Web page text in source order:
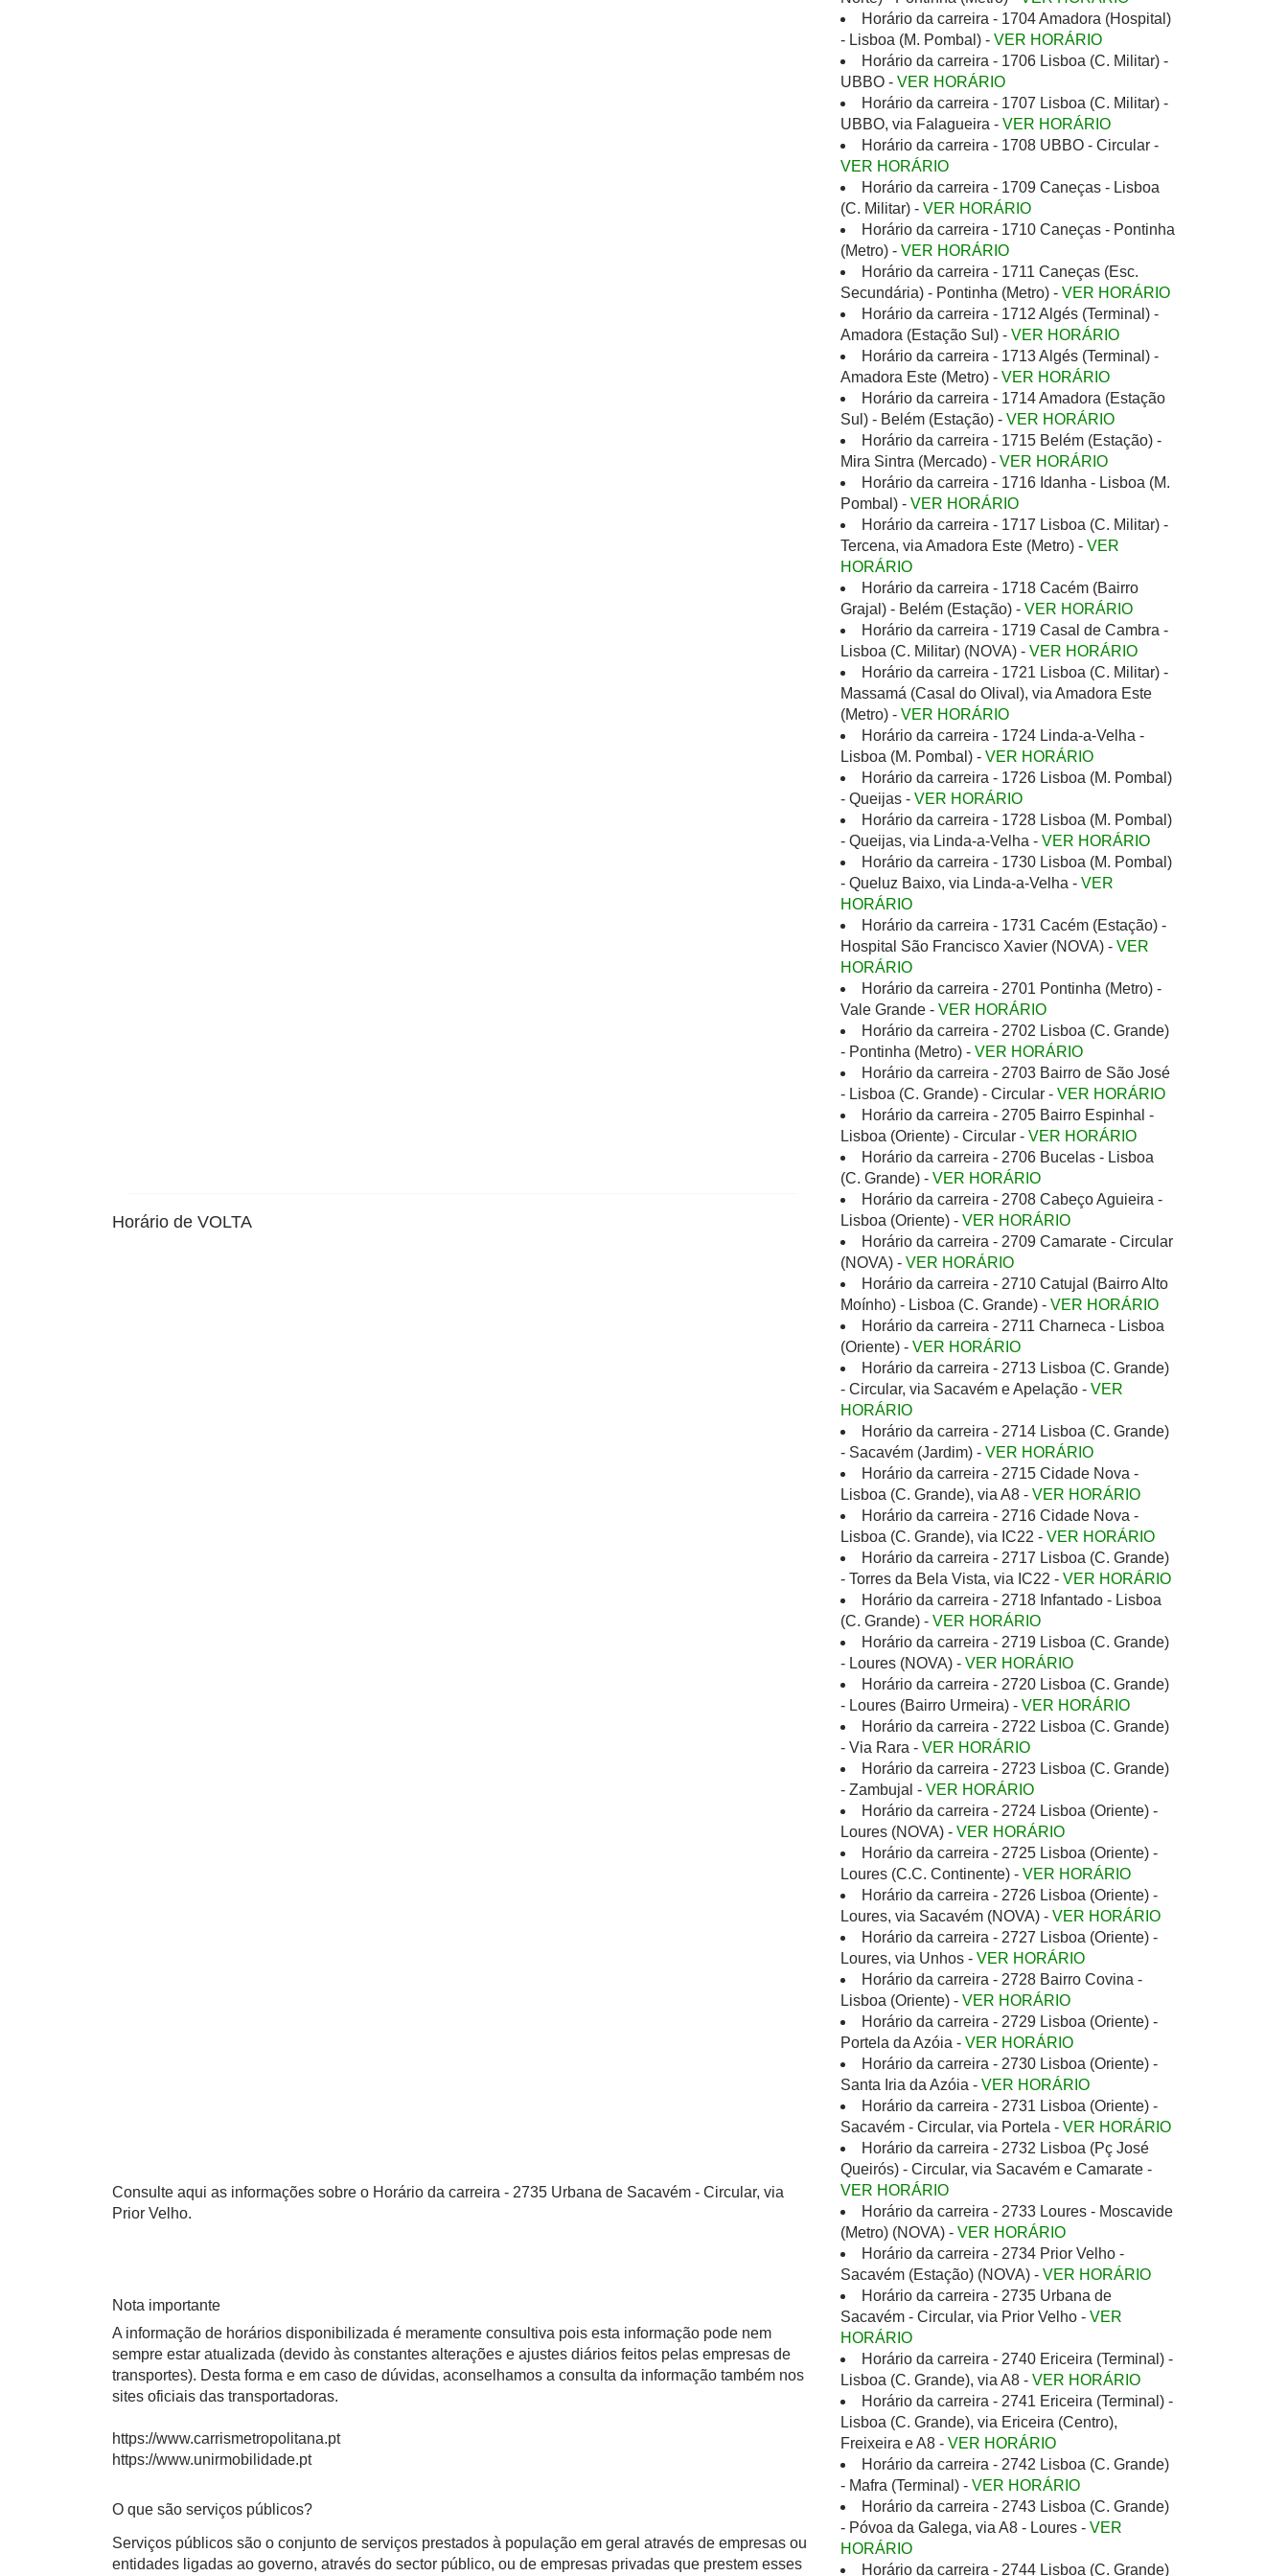
Horário de VOLTA
Consulte aqui as informações sobre o Horário da carreira - 2735 Urbana de Sacavém - Circular, via
Prior Velho.
Nota importante
A informação de horários disponibilizada é meramente consultiva pois esta informação pode nem
sempre estar atualizada (devido às constantes alterações e ajustes diários feitos pelas empresas de
transportes). Desta forma e em caso de dúvidas, aconselhamos a consulta da informação também nos
sites oficiais das transportadoras.
https://www.carrismetropolitana.pt
https://www.unirmobilidade.pt
O que são serviços públicos?
Serviços públicos são o conjunto de serviços prestados à população em geral através de empresas ou
entidades ligadas ao governo, através do sector público, ou de empresas privadas que prestem esses
Horário da carreira - 1704 Amadora (Hospital)
- Lisboa (M. Pombal) - VER HORÁRIO
Horário da carreira - 1706 Lisboa (C. Militar) -
UBBO - VER HORÁRIO
Horário da carreira - 1707 Lisboa (C. Militar) -
UBBO, via Falagueira - VER HORÁRIO
Horário da carreira - 1708 UBBO - Circular -
VER HORÁRIO
Horário da carreira - 1709 Caneças - Lisboa
(C. Militar) - VER HORÁRIO
Horário da carreira - 1710 Caneças - Pontinha
(Metro) - VER HORÁRIO
Horário da carreira - 1711 Caneças (Esc.
Secundária) - Pontinha (Metro) - VER HORÁRIO
Horário da carreira - 1712 Algés (Terminal) -
Amadora (Estação Sul) - VER HORÁRIO
Horário da carreira - 1713 Algés (Terminal) -
Amadora Este (Metro) - VER HORÁRIO
Horário da carreira - 1714 Amadora (Estação
Sul) - Belém (Estação) - VER HORÁRIO
Horário da carreira - 1715 Belém (Estação) -
Mira Sintra (Mercado) - VER HORÁRIO
Horário da carreira - 1716 Idanha - Lisboa (M.
Pombal) - VER HORÁRIO
Horário da carreira - 1717 Lisboa (C. Militar) -
Tercena, via Amadora Este (Metro) - VER
HORÁRIO
Horário da carreira - 1718 Cacém (Bairro
Grajal) - Belém (Estação) - VER HORÁRIO
Horário da carreira - 1719 Casal de Cambra -
Lisboa (C. Militar) (NOVA) - VER HORÁRIO
Horário da carreira - 1721 Lisboa (C. Militar) -
Massamá (Casal do Olival), via Amadora Este
(Metro) - VER HORÁRIO
Horário da carreira - 1724 Linda-a-Velha -
Lisboa (M. Pombal) - VER HORÁRIO
Horário da carreira - 1726 Lisboa (M. Pombal)
- Queijas - VER HORÁRIO
Horário da carreira - 1728 Lisboa (M. Pombal)
- Queijas, via Linda-a-Velha - VER HORÁRIO
Horário da carreira - 1730 Lisboa (M. Pombal)
- Queluz Baixo, via Linda-a-Velha - VER
HORÁRIO
Horário da carreira - 1731 Cacém (Estação) -
Hospital São Francisco Xavier (NOVA) - VER
HORÁRIO
Horário da carreira - 2701 Pontinha (Metro) -
Vale Grande - VER HORÁRIO
Horário da carreira - 2702 Lisboa (C. Grande)
- Pontinha (Metro) - VER HORÁRIO
Horário da carreira - 2703 Bairro de São José
- Lisboa (C. Grande) - Circular - VER HORÁRIO
Horário da carreira - 2705 Bairro Espinhal -
Lisboa (Oriente) - Circular - VER HORÁRIO
Horário da carreira - 2706 Bucelas - Lisboa
(C. Grande) - VER HORÁRIO
Horário da carreira - 2708 Cabeço Aguieira -
Lisboa (Oriente) - VER HORÁRIO
Horário da carreira - 2709 Camarate - Circular
(NOVA) - VER HORÁRIO
Horário da carreira - 2710 Catujal (Bairro Alto
Moínho) - Lisboa (C. Grande) - VER HORÁRIO
Horário da carreira - 2711 Charneca - Lisboa
(Oriente) - VER HORÁRIO
Horário da carreira - 2713 Lisboa (C. Grande)
- Circular, via Sacavém e Apelação - VER
HORÁRIO
Horário da carreira - 2714 Lisboa (C. Grande)
- Sacavém (Jardim) - VER HORÁRIO
Horário da carreira - 2715 Cidade Nova -
Lisboa (C. Grande), via A8 - VER HORÁRIO
Horário da carreira - 2716 Cidade Nova -
Lisboa (C. Grande), via IC22 - VER HORÁRIO
Horário da carreira - 2717 Lisboa (C. Grande)
- Torres da Bela Vista, via IC22 - VER HORÁRIO
Horário da carreira - 2718 Infantado - Lisboa
(C. Grande) - VER HORÁRIO
Horário da carreira - 2719 Lisboa (C. Grande)
- Loures (NOVA) - VER HORÁRIO
Horário da carreira - 2720 Lisboa (C. Grande)
- Loures (Bairro Urmeira) - VER HORÁRIO
Horário da carreira - 2722 Lisboa (C. Grande)
- Via Rara - VER HORÁRIO
Horário da carreira - 2723 Lisboa (C. Grande)
- Zambujal - VER HORÁRIO
Horário da carreira - 2724 Lisboa (Oriente) -
Loures (NOVA) - VER HORÁRIO
Horário da carreira - 2725 Lisboa (Oriente) -
Loures (C.C. Continente) - VER HORÁRIO
Horário da carreira - 2726 Lisboa (Oriente) -
Loures, via Sacavém (NOVA) - VER HORÁRIO
Horário da carreira - 2727 Lisboa (Oriente) -
Loures, via Unhos - VER HORÁRIO
Horário da carreira - 2728 Bairro Covina -
Lisboa (Oriente) - VER HORÁRIO
Horário da carreira - 2729 Lisboa (Oriente) -
Portela da Azóia - VER HORÁRIO
Horário da carreira - 2730 Lisboa (Oriente) -
Santa Iria da Azóia - VER HORÁRIO
Horário da carreira - 2731 Lisboa (Oriente) -
Sacavém - Circular, via Portela - VER HORÁRIO
Horário da carreira - 2732 Lisboa (Pç José
Queirós) - Circular, via Sacavém e Camarate -
VER HORÁRIO
Horário da carreira - 2733 Loures - Moscavide
(Metro) (NOVA) - VER HORÁRIO
Horário da carreira - 2734 Prior Velho -
Sacavém (Estação) (NOVA) - VER HORÁRIO
Horário da carreira - 2735 Urbana de
Sacavém - Circular, via Prior Velho - VER
HORÁRIO
Horário da carreira - 2740 Ericeira (Terminal) -
Lisboa (C. Grande), via A8 - VER HORÁRIO
Horário da carreira - 2741 Ericeira (Terminal) -
Lisboa (C. Grande), via Ericeira (Centro),
Freixeira e A8 - VER HORÁRIO
Horário da carreira - 2742 Lisboa (C. Grande)
- Mafra (Terminal) - VER HORÁRIO
Horário da carreira - 2743 Lisboa (C. Grande)
- Póvoa da Galega, via A8 - Loures - VER
HORÁRIO
Horário da carreira - 2744 Lisboa (C. Grande)